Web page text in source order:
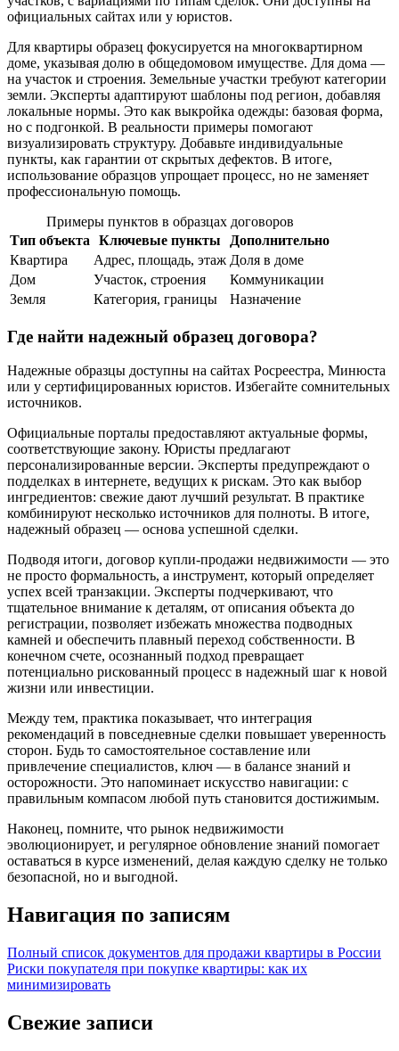
официальных сайтах или у юристов.
Для квартиры образец фокусируется на многоквартирном
доме, указывая долю в общедомовом имуществе. Для дома —
на участок и строения. Земельные участки требуют категории
земли. Эксперты адаптируют шаблоны под регион, добавляя
локальные нормы. Это как выкройка одежды: базовая форма,
но с подгонкой. В реальности примеры помогают
визуализировать структуру. Добавьте индивидуальные
пункты, как гарантии от скрытых дефектов. В итоге,
использование образцов упрощает процесс, но не заменяет
профессиональную помощь.
Примеры пунктов в образцах договоров
Тип объекта
Ключевые пункты
Дополнительно
Квартира
Адрес, площадь, этаж Доля в доме
Дом
Участок, строения
Коммуникации
Земля
Категория, границы Назначение
Где найти надежный образец договора?
Надежные образцы доступны на сайтах Росреестра, Минюста
или у сертифицированных юристов. Избегайте сомнительных
источников.
Официальные порталы предоставляют актуальные формы,
соответствующие закону. Юристы предлагают
персонализированные версии. Эксперты предупреждают о
подделках в интернете, ведущих к рискам. Это как выбор
ингредиентов: свежие дают лучший результат. В практике
комбинируют несколько источников для полноты. В итоге,
надежный образец — основа успешной сделки.
Подводя итоги, договор купли-продажи недвижимости — это
не просто формальность, а инструмент, который определяет
успех всей транзакции. Эксперты подчеркивают, что
тщательное внимание к деталям, от описания объекта до
регистрации, позволяет избежать множества подводных
камней и обеспечить плавный переход собственности. В
конечном счете, осознанный подход превращает
потенциально рискованный процесс в надежный шаг к новой
жизни или инвестиции.
Между тем, практика показывает, что интеграция
рекомендаций в повседневные сделки повышает уверенность
сторон. Будь то самостоятельное составление или
привлечение специалистов, ключ — в балансе знаний и
осторожности. Это напоминает искусство навигации: с
правильным компасом любой путь становится достижимым.
Наконец, помните, что рынок недвижимости
эволюционирует, и регулярное обновление знаний помогает
оставаться в курсе изменений, делая каждую сделку не только
безопасной, но и выгодной.
Навигация по записям
Полный список документов для продажи квартиры в России
Риски покупателя при покупке квартиры: как их
минимизировать
Свежие записи